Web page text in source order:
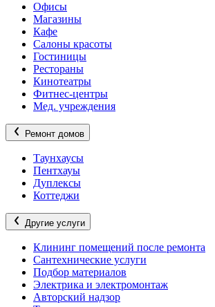
Офисы
Магазины
Кафе
Салоны красоты
Гостиницы
Рестораны
Кинотеатры
Фитнес-центры
Мед. учреждения
Ремонт домов
Таунхаусы
Пентхауы
Дуплексы
Коттеджи
Другие услуги
Клининг помещений после ремонта
Сантехнические услуги
Подбор материалов
Электрика и электромонтаж
Авторский надзор